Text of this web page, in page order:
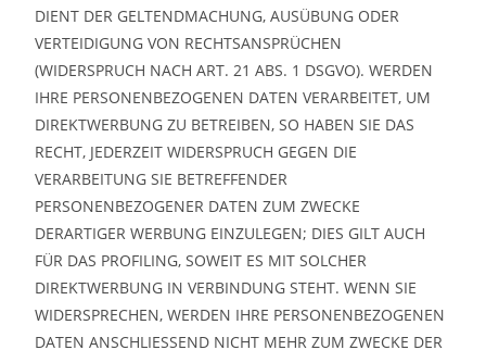
DIENT DER GELTENDMACHUNG, AUSÜBUNG ODER
VERTEIDIGUNG VON RECHTSANSPRÜCHEN
(WIDERSPRUCH NACH ART. 21 ABS. 1 DSGVO). WERDEN
IHRE PERSONENBEZOGENEN DATEN VERARBEITET, UM
DIREKTWERBUNG ZU BETREIBEN, SO HABEN SIE DAS
RECHT, JEDERZEIT WIDERSPRUCH GEGEN DIE
VERARBEITUNG SIE BETREFFENDER
PERSONENBEZOGENER DATEN ZUM ZWECKE
DERARTIGER WERBUNG EINZULEGEN; DIES GILT AUCH
FÜR DAS PROFILING, SOWEIT ES MIT SOLCHER
DIREKTWERBUNG IN VERBINDUNG STEHT. WENN SIE
WIDERSPRECHEN, WERDEN IHRE PERSONENBEZOGENEN
DATEN ANSCHLIESSEND NICHT MEHR ZUM ZWECKE DER